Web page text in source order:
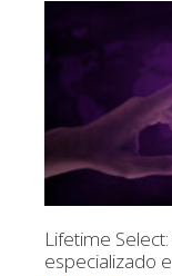
Lifetime
especializado